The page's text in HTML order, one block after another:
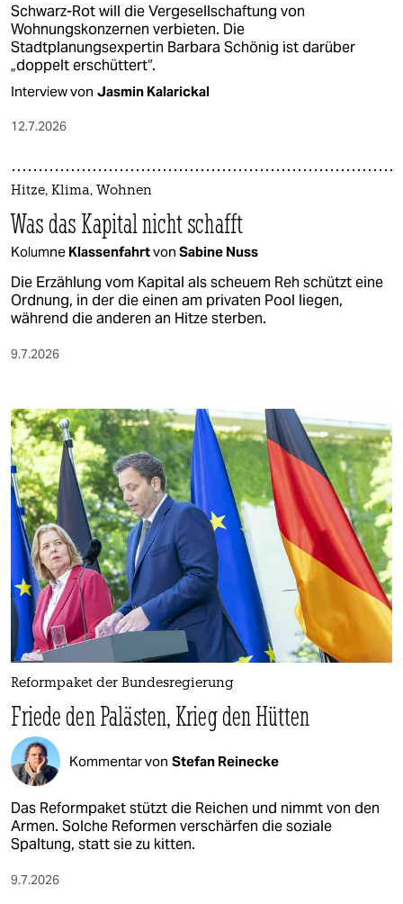
Schwarz-Rot will die Vergesellschaftung von
Wohnungskonzernen verbieten. Die
Stadtplanungsexpertin Barbara Schönig ist darüber
„doppelt erschüttert“.
Interview von Jasmin Kalarickal
12.7.2026
Hitze, Klima, Wohnen
Was das Kapital nicht schafft
Kolumne Klassenfahrtvon Sabine Nuss
Die Erzählung vom Kapital als scheuem Reh schützt eine
Ordnung, in der die einen am privaten Pool liegen,
während die anderen an Hitze sterben.
9.7.2026
Reformpaket der Bundesregierung
Friede den Palästen, Krieg den Hütten
Kommentar von Stefan Reinecke
Das Reformpaket stützt die Reichen und nimmt von den
Armen. Solche Reformen verschärfen die soziale
Spaltung, statt sie zu kitten.
9.7.2026